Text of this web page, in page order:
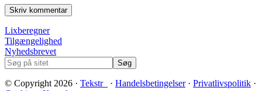
Footer
Lixberegner
Tilgængelighed
Nyhedsbrevet
Søg
på
sitet
© Copyright 2026 · Tekstr_ · Handelsbetingelser· Privatlivspolitik ·